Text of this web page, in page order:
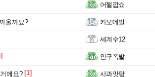
어쩔깝쇼
울까요? 카오데빌
세계수12
인구폭발
에요? [1] 사과맛탕